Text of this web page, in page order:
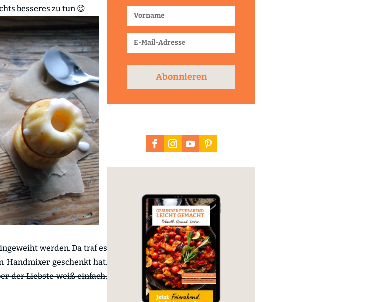
besseres zu tun 😉
werden. Da traf es
Handmixer geschenkt hat.
der Liebste weiß einfach,
Abonnieren